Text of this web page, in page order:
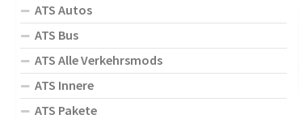
ATS Autos
ATS Bus
ATS Alle Verkehrsmods
ATS Innere
ATS Pakete